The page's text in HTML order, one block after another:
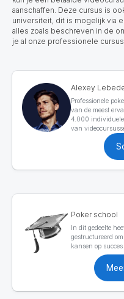
aanschaffen. Deze cursus is
universiteit, dit is mogelijk via
alles zoals beschreven in de
je al onze professionele
Alexey
Professionele
van de meest
4.000
van
Poker school
In dit gedeelte
gestructureerd
kansen op